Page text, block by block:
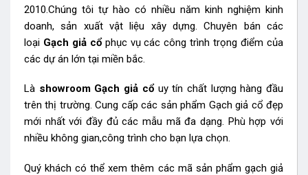
2010.Chúng tôi tự hào có nhiều năm kinh nghiệm kinh
doanh, sản xuất vật liệu xây dựng. Chuyên bán các
loại Gạch giả cổphục vụ các công trình trọng điểm của
các dự án lớn tại miền bắc.
Là showroom Gạch giả cổ uy tín chất lượng hàng đầu
trên thị trường. Cung cấp các sản phẩm Gạch giả cổ đẹp
mới nhất với đầy đủ các mẫu mã đa dạng. Phù hợp với
nhiều không gian,công trình cho bạn lựa chọn.
Quý khách có thể xem thêm các mã sản phẩm gạch giả